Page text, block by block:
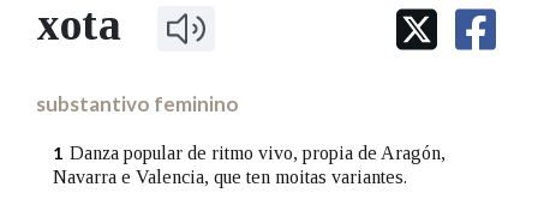
IDENTIDADE CORPORATIVA
MARCIAL DEL ADALID
FIGURAS HOMENAXEADAS
PRIMAVERA DAS LETRAS
PORTAL DAS PALABRAS
Facebook
TwitterYoutubeInstagram
Bluesky
BUSCAR NOS LEMAS
Remata por
xota
substantivo feminino
1 Danza popular de ritmo vivo, propia de Aragón,
Navarra e Valencia, que ten moitas variantes.